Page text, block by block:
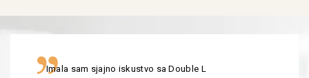
Imala sam sjajno iskustvo sa Double L